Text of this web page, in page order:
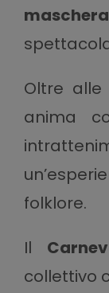
Oltre
anima
folklore.
Il
collettivo